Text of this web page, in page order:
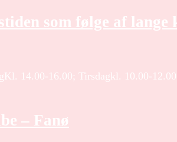
som følge af lange
14.00-16.00; Tirsdagkl. 10.00-
– Fanø